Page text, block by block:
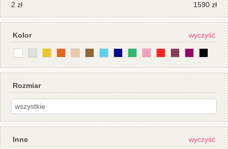
2 zł 1590 zł
Kolor wyczyść
Rozmiar
Inne wyczyść